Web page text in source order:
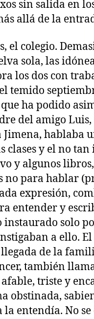
sin salida en
allá de la
el colegio.
sola, las
los dos con
temido
ha podido
del amigo
hablaba
clases y el no
y algunos
no para hablar
expresión,
entender y
solo
a ello. El
llegada de la
también
triste y
obstinada,
la entendía. No